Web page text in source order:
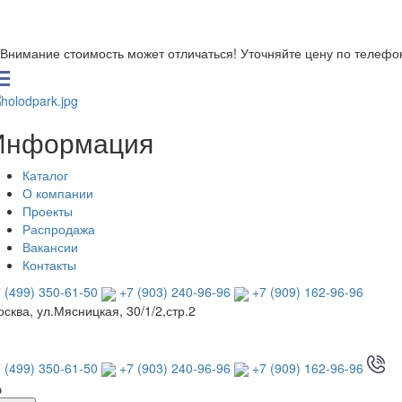
Внимание стоимость может отличаться! Уточняйте цену по
Каталог
О компании
Проекты
Распродажа
Вакансии
Контакты
(499) 350-61-50
+7 (903) 240-96-96
+7 (909) 162-96-96
ул.Мясницкая, 30/1/2,стр.2
(499) 350-61-50 +7 (903) 240-96-96 +7 (909) 162-96-96